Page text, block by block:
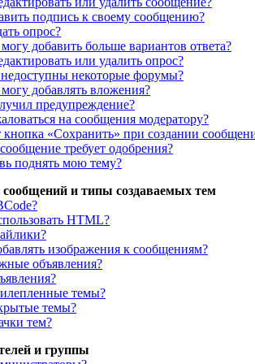
подпись к своему сообщению?
опрос?
добавить больше вариантов ответа?
или удалить опрос?
некоторые форумы?
добавлять вложения?
предупреждение?
на сообщения модератору?
кнопка «Сохранить» при создании
требует одобрения?
поднять мою тему?
и типы создаваемых тем
HTML?
изображения к сообщениям?
объявления?
темы?
темы?
тем?
и группы